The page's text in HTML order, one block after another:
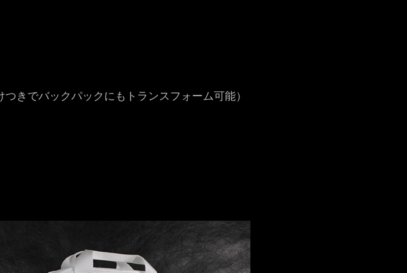
きでバックパックにもトランスフォーム可能）